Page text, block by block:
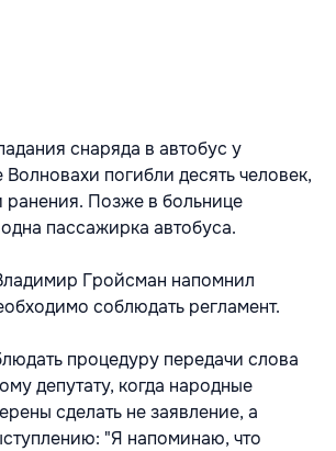
снаряда в автобус у
Волновахи погибли десять человек,
ранения. Позже в больнице
пассажирка автобуса.
Гройсман напомнил
соблюдать регламент.
процедуру передачи слова
депутату, когда народные
сделать не заявление, а
"Я напоминаю, что